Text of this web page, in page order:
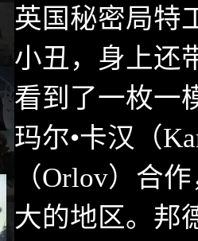
英国秘密局特
小丑，身上还
看到了一枚一
玛尔•卡汉（
（Orlov）合
大的地区。邦